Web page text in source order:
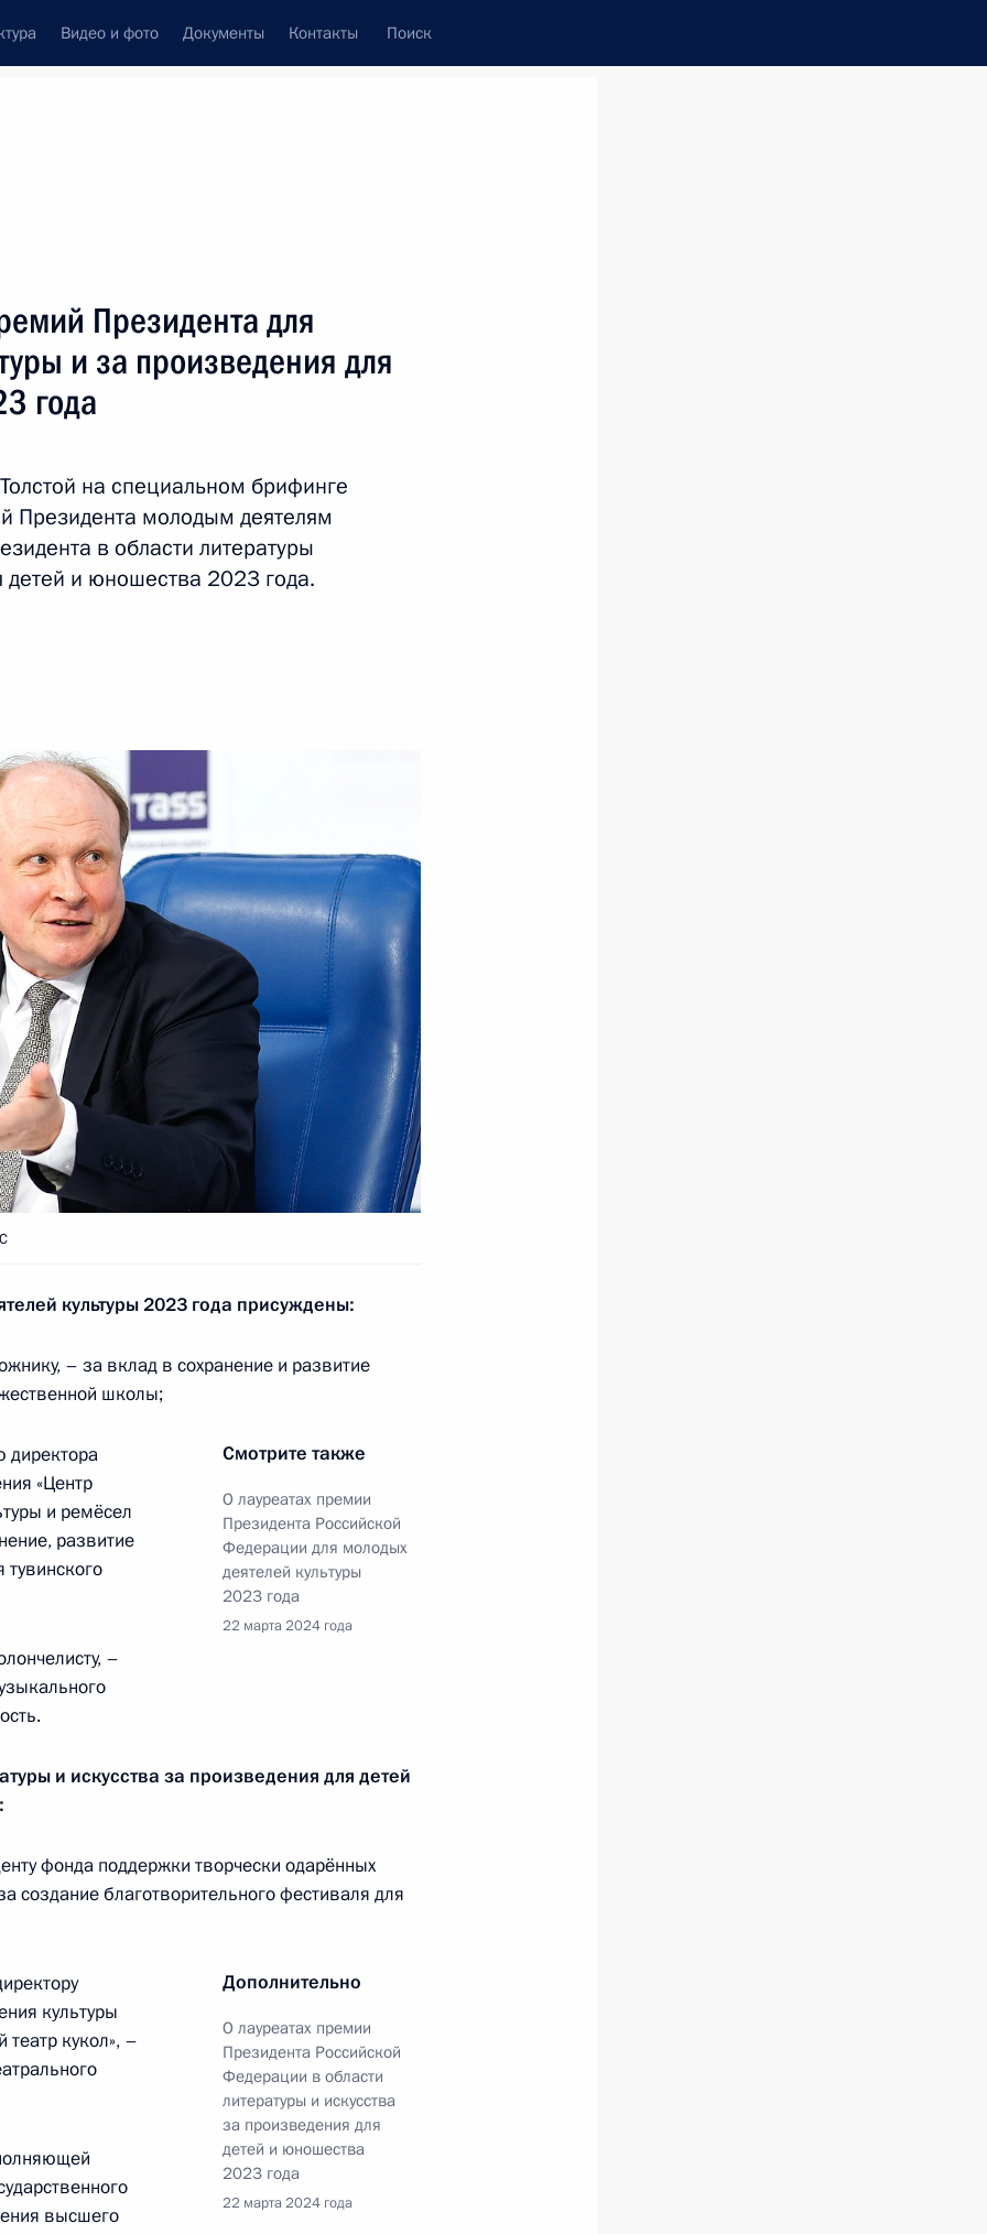
Видео и фото Документы Контакты Поиск
следующие материалы
46-го Московского
этнографического музея
деятелям культуры
Совета при
и юношества 2023 года
XI Транссибирского арт-
Ширвиндта
кинематографии
образовательных
и ценностей
Президента для
и за произведения для
года
на специальном брифинге
Президента молодым деятелям
в области литературы
детей и юношества 2023 года.
культуры 2023 года присуждены:
– за вклад в сохранение и развитие
школы;
Смотрите также
О лауреатах премии
Президента Российской
Федерации для молодых
деятелей культуры
2023 года
22 марта 2024 года
директора
«Центр
и ремёсел
развитие
тувинского
–
и искусства за произведения для детей
фонда поддержки творчески одарённых
создание благотворительного фестиваля для
Дополнительно
О лауреатах премии
Президента Российской
Федерации в области
литературы и искусства
за произведения для
детей и юношества
2023 года
22 марта 2024 года
культуры
театр кукол», –
высшего